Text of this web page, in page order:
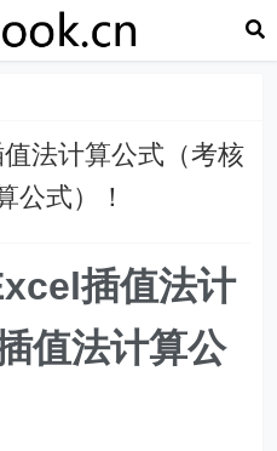
法计算公式（考核
公式）！
插值法计
值法计算公